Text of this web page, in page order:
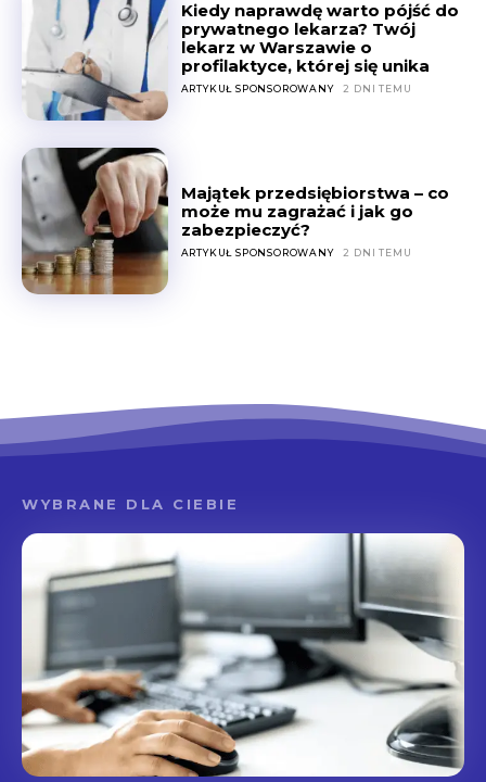
Kiedy naprawdę warto pójść do
prywatnego lekarza? Twój
lekarz w Warszawie o
profilaktyce, której się unika
ARTYKUŁ SPONSOROWANY 2 DNI TEMU
Majątek przedsiębiorstwa – co
może mu zagrażać i jak go
zabezpieczyć?
ARTYKUŁ SPONSOROWANY 2 DNI TEMU
WYBRANE DLA CIEBIE